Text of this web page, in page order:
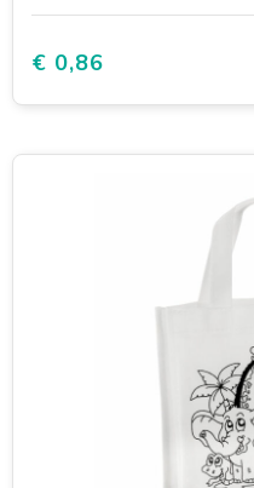
€ 0,86